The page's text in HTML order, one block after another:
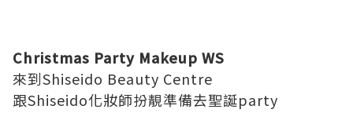
Christmas Party Makeup WS
來到Shiseido Beauty Centre
跟Shiseido化妝師扮靚準備去聖誕party